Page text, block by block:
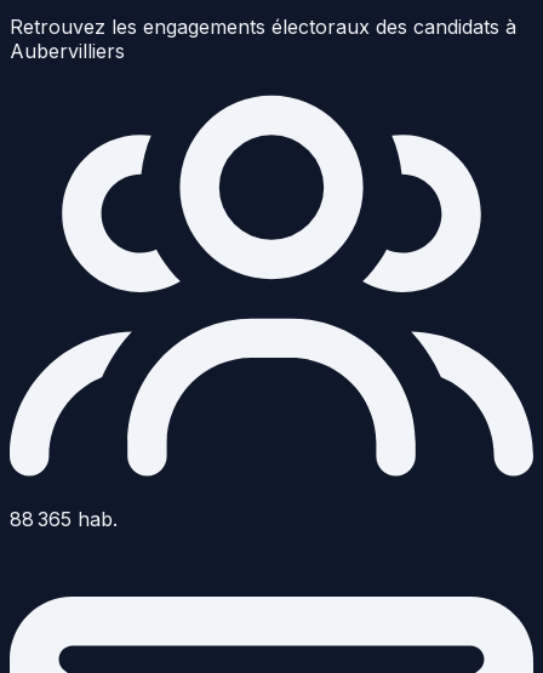
Retrouvez les engagements électoraux des candidats à
Aubervilliers
88 365 hab.